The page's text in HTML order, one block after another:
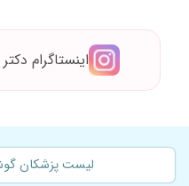
اینستاگرام
لیست پزشکان